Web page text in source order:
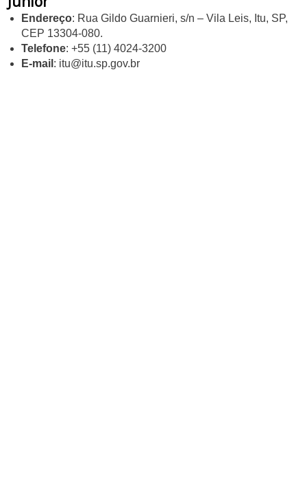
Endereço: Rua Gildo Guarnieri, s/n – Vila Leis, Itu, SP,
CEP 13304-080.
Telefone: +55 (11) 4024-3200
E-mail : itu@itu.sp.gov.br